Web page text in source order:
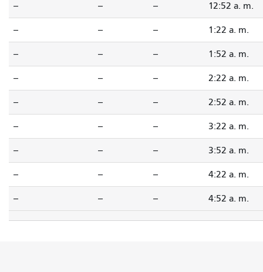
-- -- -- 12:52 a. m.
-- -- -- 1:22 a. m.
-- -- -- 1:52 a. m.
-- -- -- 2:22 a. m.
-- -- -- 2:52 a. m.
-- -- -- 3:22 a. m.
-- -- -- 3:52 a. m.
-- -- -- 4:22 a. m.
-- -- -- 4:52 a. m.